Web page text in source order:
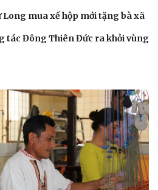
Long mua xế hộp mới tặng bà xã
tác Đông Thiên Đức ra khỏi vùng